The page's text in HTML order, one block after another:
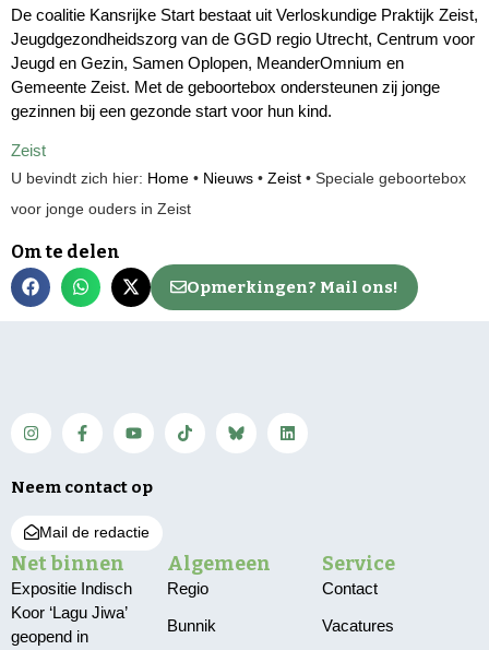
De coalitie Kansrijke Start bestaat uit Verloskundige Praktijk Zeist,
Jeugdgezondheidszorg van de GGD regio Utrecht, Centrum voor
Jeugd en Gezin, Samen Oplopen, MeanderOmnium en
Gemeente Zeist. Met de geboortebox ondersteunen zij jonge
gezinnen bij een gezonde start voor hun kind.
Zeist
U bevindt zich hier: Home • Nieuws • Zeist • Speciale geboortebox
voor jonge ouders in Zeist
Om te delen
Opmerkingen? Mail ons!
Neem contact op
Mail de redactie
Net binnen
Expositie Indisch
Koor ‘Lagu Jiwa’
geopend in
Algemeen
Regio
Bunnik
Service
Contact
Vacatures